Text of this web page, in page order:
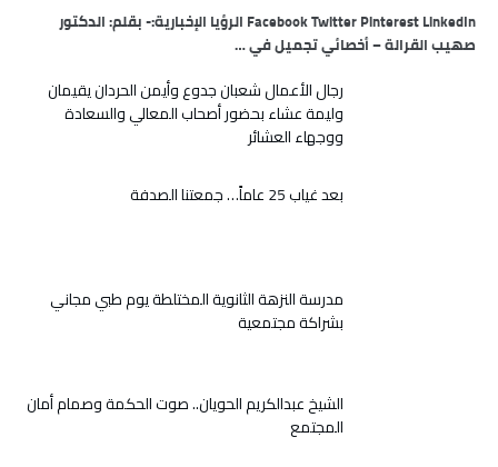
Facebook Twitter Pinterest LinkedIn الرؤيا الإخبارية:- بقلم: الدكتور
صهيب القرالة – أخصائي تجميل في …
رجال الأعمال شعبان جدوع وأيمن الحردان يقيمان
وليمة عشاء بحضور أصحاب المعالي والسعادة
ووجهاء العشائر
بعد غياب 25 عاماً… جمعتنا الصدفة
مدرسة النزهة الثانوية المختلطة يوم طبي مجاني
بشراكة مجتمعية
الشيخ عبدالكريم الحويان.. صوت الحكمة وصمام أمان
المجتمع